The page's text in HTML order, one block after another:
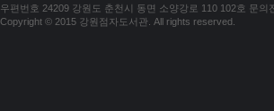
우편번호 24209 강원도 춘천시 동면 소양강로 110 102호 문
Copyright © 2015 강원점자도서관. All rights reserved.